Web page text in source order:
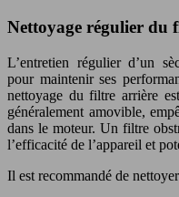
Nettoyage régulier du
L’entretien régulier d’un
pour maintenir ses
nettoyage du filtre arrière
généralement amovible,
dans le moteur. Un filtre
l’efficacité de l’appareil et
Il est recommandé de